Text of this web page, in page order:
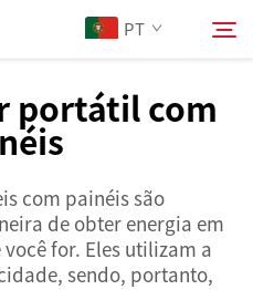
PT
portátil com
com painéis são
de obter energia em
for. Eles utilizam a
sendo, portanto,